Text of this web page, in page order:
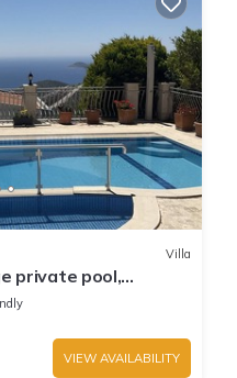
Villa
private pool,
VIEW AVAILABILITY